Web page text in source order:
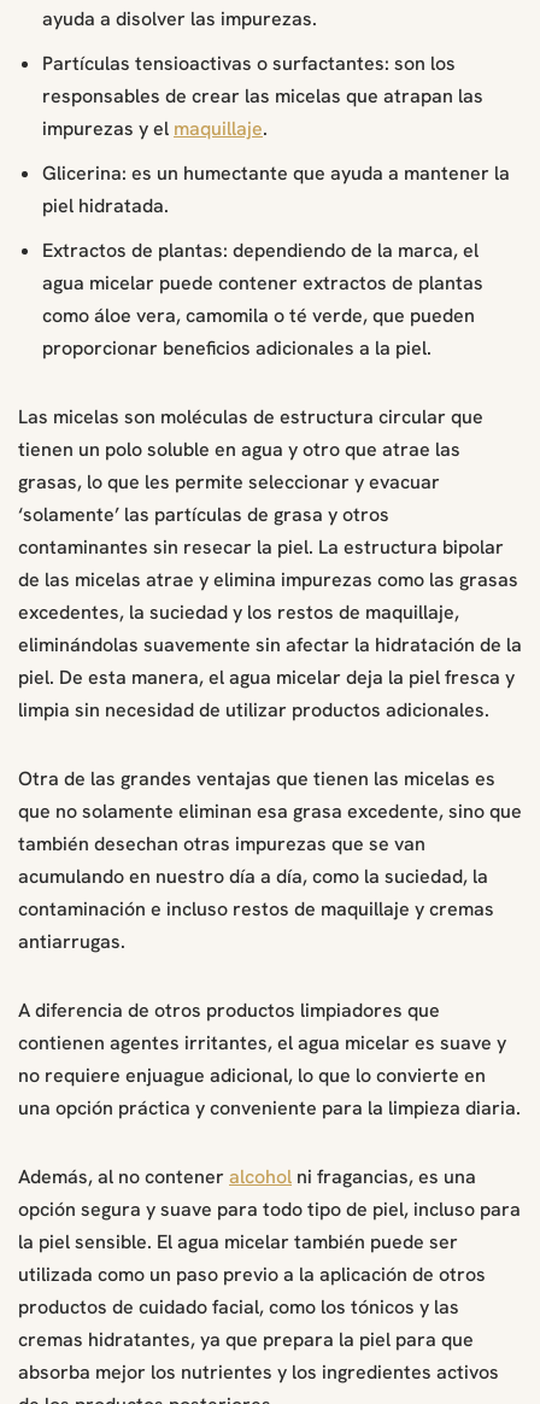
ayuda a disolver las impurezas.
Partículas tensioactivas o surfactantes: son los
responsables de crear las micelas que atrapan las
impurezas y el maquillaje.
Glicerina: es un humectante que ayuda a mantener la
piel hidratada.
Extractos de plantas: dependiendo de la marca, el
agua micelar puede contener extractos de plantas
como áloe vera, camomila o té verde, que pueden
proporcionar beneficios adicionales a la piel.
Las micelas son moléculas de estructura circular que
tienen un polo soluble en agua y otro que atrae las
grasas, lo que les permite seleccionar y evacuar
‘solamente’ las partículas de grasa y otros
contaminantes sin resecar la piel. La estructura bipolar
de las micelas atrae y elimina impurezas como las grasas
excedentes, la suciedad y los restos de maquillaje,
eliminándolas suavemente sin afectar la hidratación de la
piel. De esta manera, el agua micelar deja la piel fresca y
limpia sin necesidad de utilizar productos adicionales.
Otra de las grandes ventajas que tienen las micelas es
que no solamente eliminan esa grasa excedente, sino que
también desechan otras impurezas que se van
acumulando en nuestro día a día, como la suciedad, la
contaminación e incluso restos de maquillaje y cremas
antiarrugas.
A diferencia de otros productos limpiadores que
contienen agentes irritantes, el agua micelar es suave y
no requiere enjuague adicional, lo que lo convierte en
una opción práctica y conveniente para la limpieza diaria.
Además, al no conteneralcohol ni fragancias, es una
opción segura y suave para todo tipo de piel, incluso para
la piel sensible. El agua micelar también puede ser
utilizada como un paso previo a la aplicación de otros
productos de cuidado facial, como los tónicos y las
cremas hidratantes, ya que prepara la piel para que
absorba mejor los nutrientes y los ingredientes activos